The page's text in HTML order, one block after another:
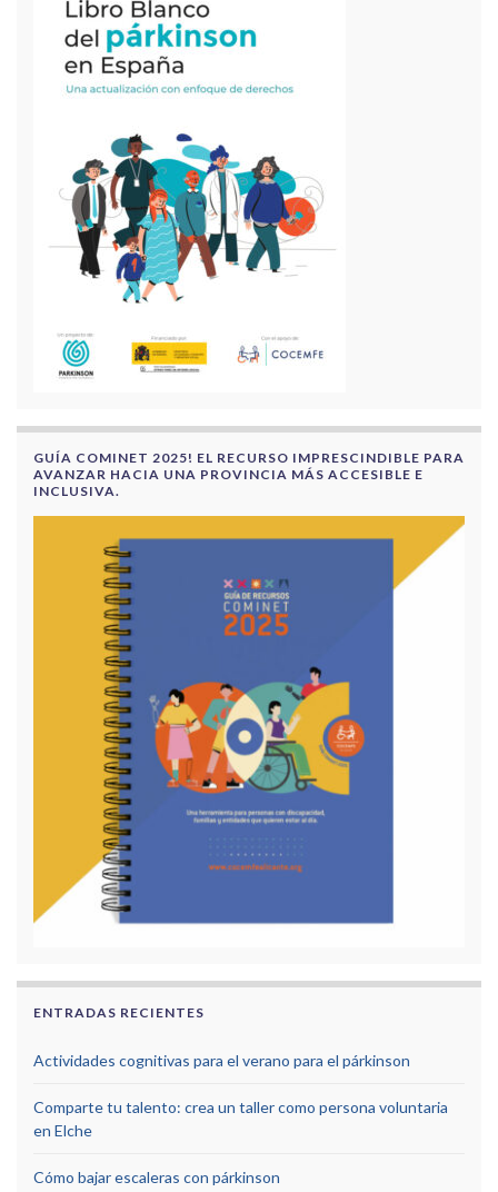
GUÍA COMINET 2025! EL RECURSO IMPRESCINDIBLE PARA
AVANZAR HACIA UNA PROVINCIA MÁS ACCESIBLE E
INCLUSIVA.
ENTRADAS RECIENTES
Actividades cognitivas para el verano para el párkinson
Comparte tu talento: crea un taller como persona voluntaria
en Elche
Cómo bajar escaleras con párkinson